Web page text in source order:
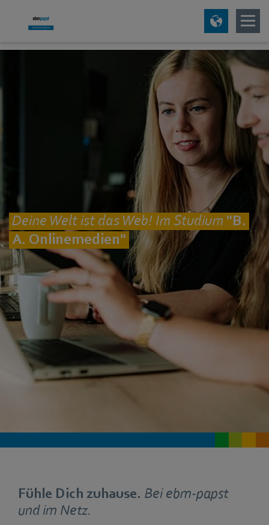
Deine Welt ist das Web! Im Studium "B.
A. Onlinemedien"
Fühle Dich zuhause. Bei ebm‑papst
und im Netz.